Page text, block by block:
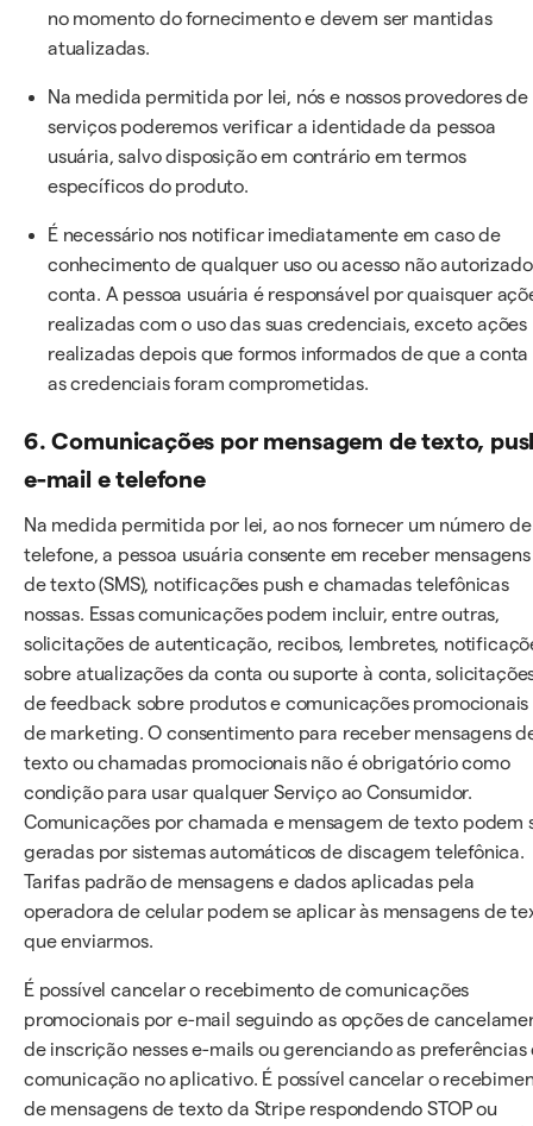
no momento do fornecimento e devem ser mantidas
atualizadas.
Na medida permitida por lei, nós e nossos provedores de
serviços poderemos verificar a identidade da pessoa
usuária, salvo disposição em contrário em termos
específicos do produto.
É necessário nos notificar imediatamente em caso de
conhecimento de qualquer uso ou acesso não
conta. A pessoa usuária é responsável por quaisquer
realizadas com o uso das suas credenciais, exceto ações
realizadas depois que formos informados de que a conta
as credenciais foram comprometidas.
6. Comunicações por mensagem de texto,
e-mail e telefone
Na medida permitida por lei, ao nos fornecer um número de
telefone, a pessoa usuária consente em receber mensagens
de texto (SMS), notificações push e chamadas telefônicas
nossas. Essas comunicações podem incluir, entre outras,
solicitações de autenticação, recibos, lembretes,
sobre atualizações da conta ou suporte à conta,
de feedback sobre produtos e comunicações promocionais
de marketing. O consentimento para receber mensagens
texto ou chamadas promocionais não é obrigatório como
condição para usar qualquer Serviço ao Consumidor.
Comunicações por chamada e mensagem de texto podem
geradas por sistemas automáticos de discagem telefônica.
Tarifas padrão de mensagens e dados aplicadas pela
operadora de celular podem se aplicar às mensagens de
que enviarmos.
É possível cancelar o recebimento de comunicações
promocionais por e-mail seguindo as opções de
de inscrição nesses e-mails ou gerenciando as preferências
comunicação no aplicativo. É possível cancelar o
de mensagens de texto da Stripe respondendo STOP ou